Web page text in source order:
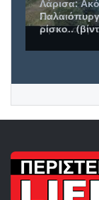
Σίμου,